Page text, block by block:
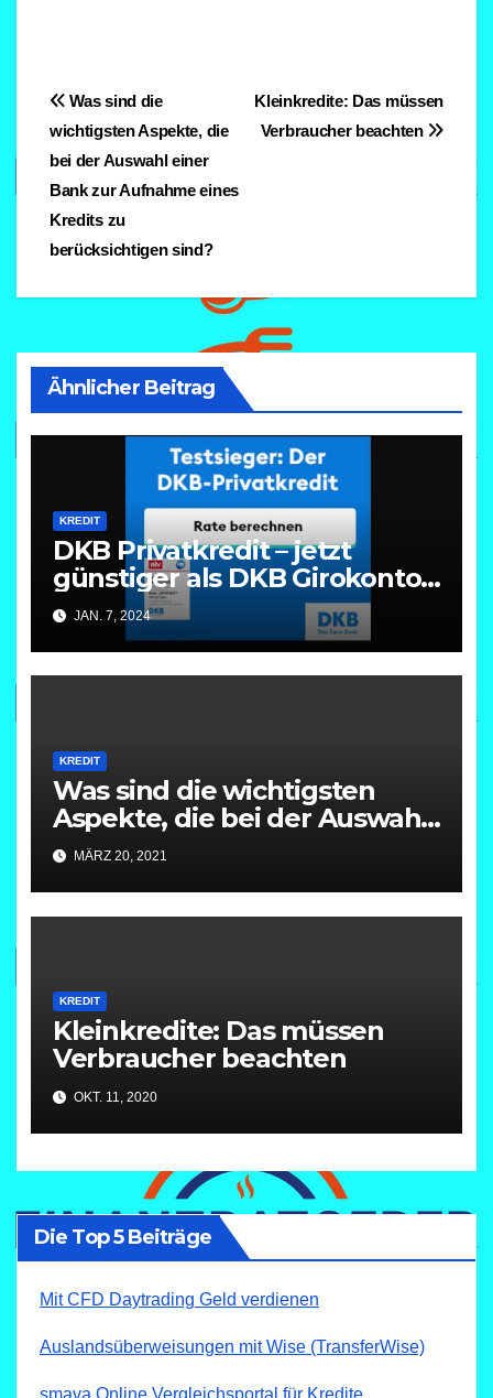
Beitragsnavigation
Kleinkredite: Das müssen
Verbraucher beachten
Was sind die
wichtigsten Aspekte, die
bei der Auswahl einer
Bank zur Aufnahme eines
Kredits zu
berücksichtigen sind?
Ähnlicher Beitrag
KREDIT
DKB Privatkredit – jetzt
günstiger als DKB Girokonto
Dispo
JAN. 7, 2024
KREDIT
Was sind die wichtigsten
Aspekte, die bei der Auswahl
einer Bank zur Aufnahme
eines Kredits zu
berücksichtigen sind?
MÄRZ 20, 2021
KREDIT
Kleinkredite: Das müssen
Verbraucher beachten
OKT. 11, 2020
Die Top 5 Beiträge
Mit CFD Daytrading Geld verdienen
Auslandsüberweisungen mit Wise (TransferWise)
smava Online Vergleichsportal für Kredite